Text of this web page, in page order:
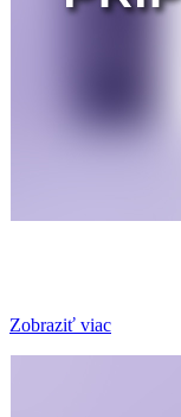
Zobraziť viac